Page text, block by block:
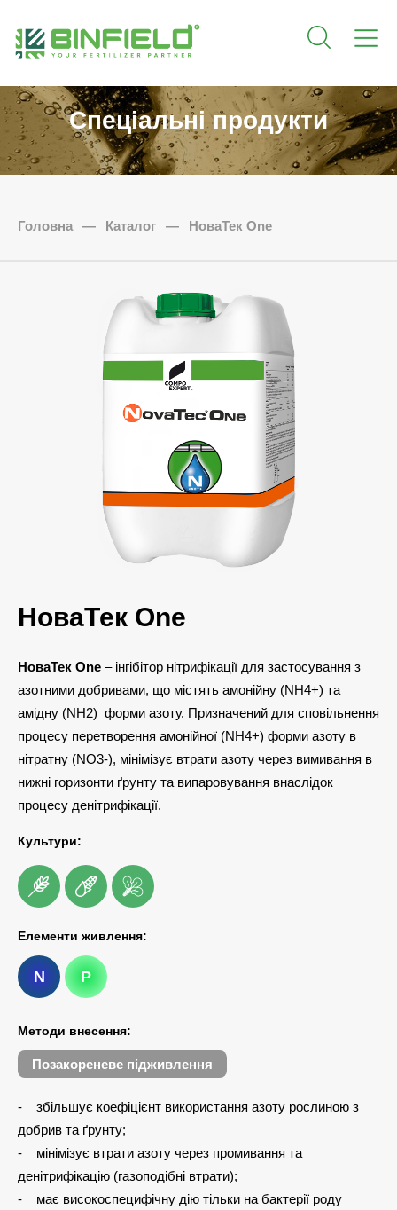
Спеціальні продукти
Головна — Каталог — НоваТек One
НоваТек One
НоваТек Оne – інгібітор нітрифікації для застосування з
азотними добривами, що містять амонійну (NH4+) та
амідну (NH2) форми азоту. Призначений для сповільнення
процесу перетворення амонійної (NH4+) форми азоту в
нітратну (NO3-), мінімізує втрати азоту через вимивання в
нижні горизонти ґрунту та випаровування внаслідок
процесу денітрифікації.
Культури:
Елементи живлення:
N P
Методи внесення:
Позакореневе підживлення
- збільшує коефіцієнт використання азоту рослиною з
добрив та ґрунту;
- мінімізує втрати азоту через промивання та
денітрифікацію (газоподібні втрати);
- має високоспецифічну дію тільки на бактерії роду